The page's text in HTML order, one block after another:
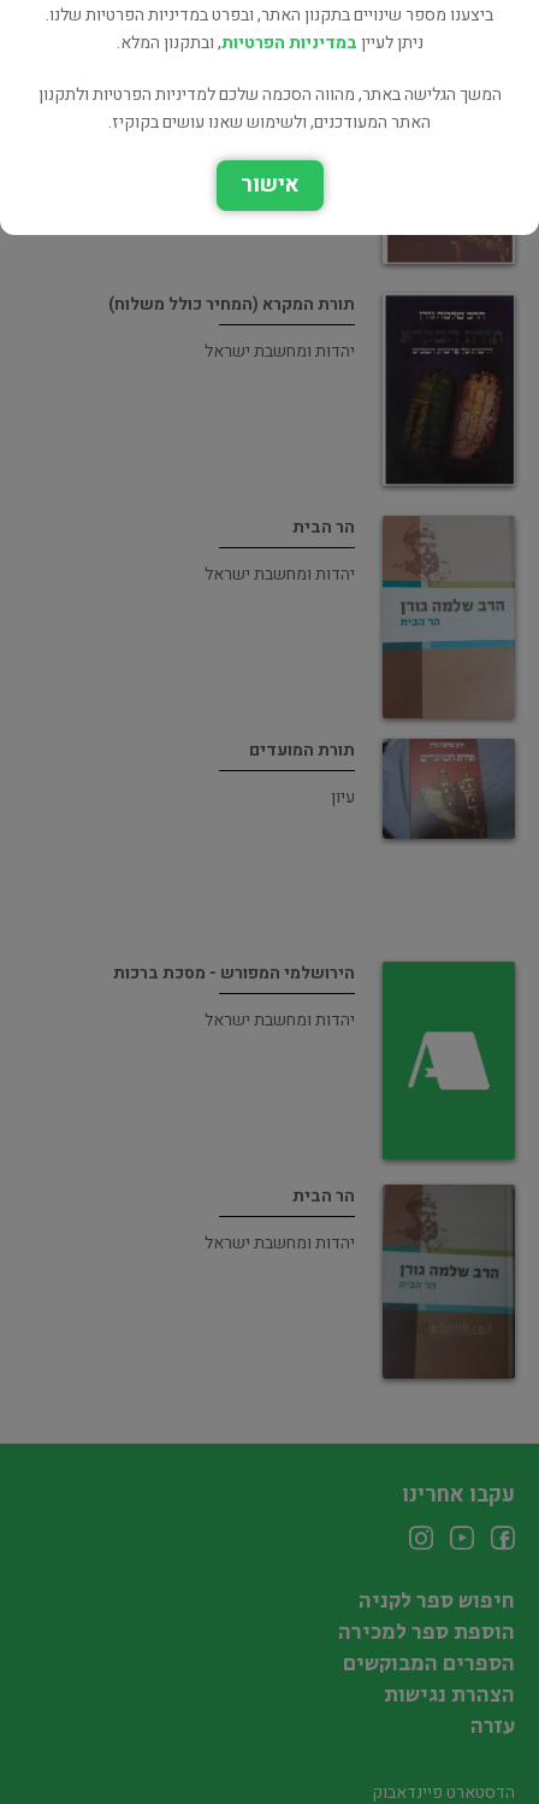
תורת המועדים(המחיר גולל משלוח)
יהדות ומחשבת ישראל
תורת המקרא (המחיר כולל משלוח)
יהדות ומחשבת ישראל
הר הבית
יהדות ומחשבת ישראל
תורת המועדים
עיון
הירושלמי המפורש - מסכת ברכות
יהדות ומחשבת ישראל
הר הבית
יהדות ומחשבת ישראל
ביצענו מספר שינויים בתקנון האתר, ובפרט במדיניות הפרטיות שלנו.
ניתן לעייןבמדיניות הפרטיות, ובתקנון המלא.
המשך הגלישה באתר, מהווה הסכמה שלכם למדיניות הפרטיות ולתקנון
האתר המעודכנים, ולשימוש שאנו עושים בקוקיז.
אישור
עקבו אחרינו
חיפוש ספר לקניה
הוספת ספר למכירה
הספרים המבוקשים
הצהרת נגישות
עזרה
הדסטארט פיינדאבוק